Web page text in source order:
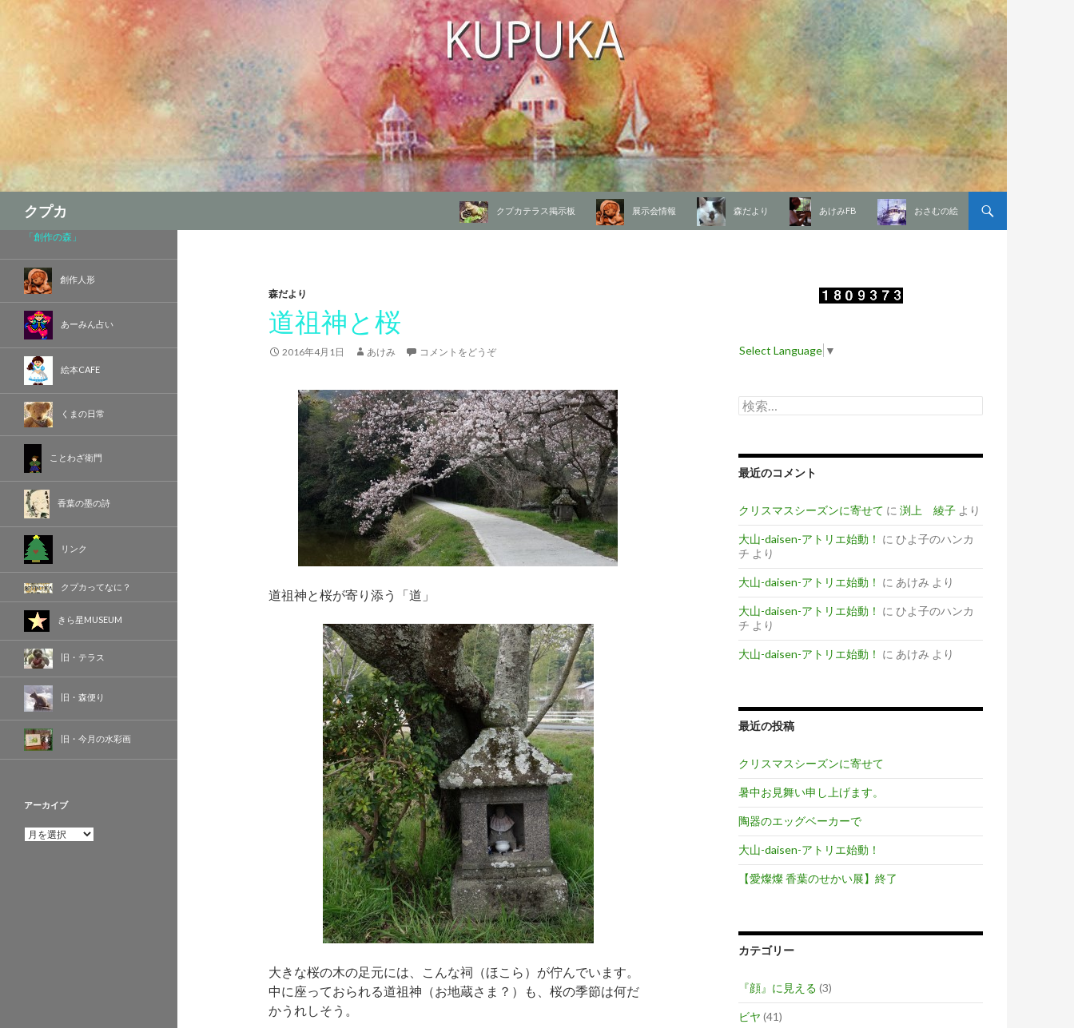
クプカ
クプカテラス掲示板
展示会情報 森だより あけみFB おさむの絵
森だより
道祖神と桜
2016年4月1日 あけみ コメントをどうぞ
道祖神と桜が寄り添う「道」
大きな桜の木の足元には、こんな祠（ほこら）が佇んでいます。
中に座っておられる道祖神（お地蔵さま？）も、桜の季節は何だ
かうれしそう。
Select Language ▼
検
索
最近のコメント
クリスマスシーズンに寄せて に 渕上 綾子 より
大山-daisen-アトリエ始動！ に ひよ子のハンカ
チ より
大山-daisen-アトリエ始動！ に あけみ より
大山-daisen-アトリエ始動！ に ひよ子のハンカ
チ より
大山-daisen-アトリエ始動！ に あけみ より
最近の投稿
クリスマスシーズンに寄せて
暑中お見舞い申し上げます。
陶器のエッグベーカーで
大山-daisen-アトリエ始動！
【愛燦燦 香葉のせかい展】終了
カテゴリー
『顔』に見える (3)
ビヤ (41)
「創作の森」
創作人形
あーみん占い
絵本CAFE
くまの日常
ことわざ衛門
香葉の墨の詩
リンク
クプカってなに？
きら星MUSEUM
旧・テラス
旧・森便り
旧・今月の水彩画
アーカイブ
ア